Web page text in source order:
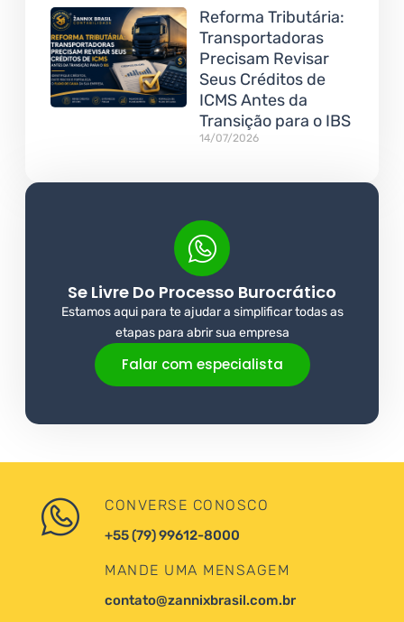
Reforma Tributária:
Transportadoras
Precisam Revisar
Seus Créditos de
ICMS Antes da
Transição para o IBS
14/07/2026
Se Livre Do Processo Burocrático
Estamos aqui para te ajudar a simplificar todas as
etapas para abrir sua empresa
Falar com especialista
CONVERSE CONOSCO
+55 (79) 99612-8000
MANDE UMA MENSAGEM
contato@zannixbrasil.com.br